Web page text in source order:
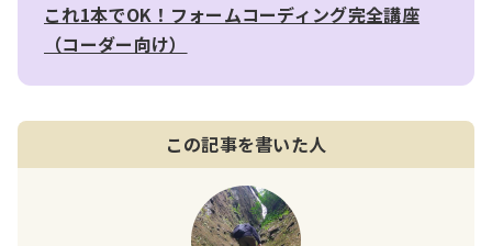
これ1本でOK！フォームコーディング完全講座
（コーダー向け）
この記事を書いた人